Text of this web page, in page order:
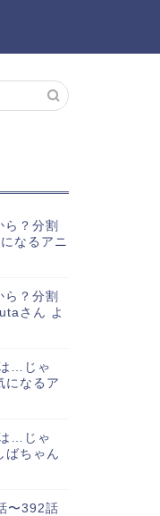
？分割
なるアニ
？分割
さん よ
…じゃ
になるア
…じゃ
ばちゃん
〜392話